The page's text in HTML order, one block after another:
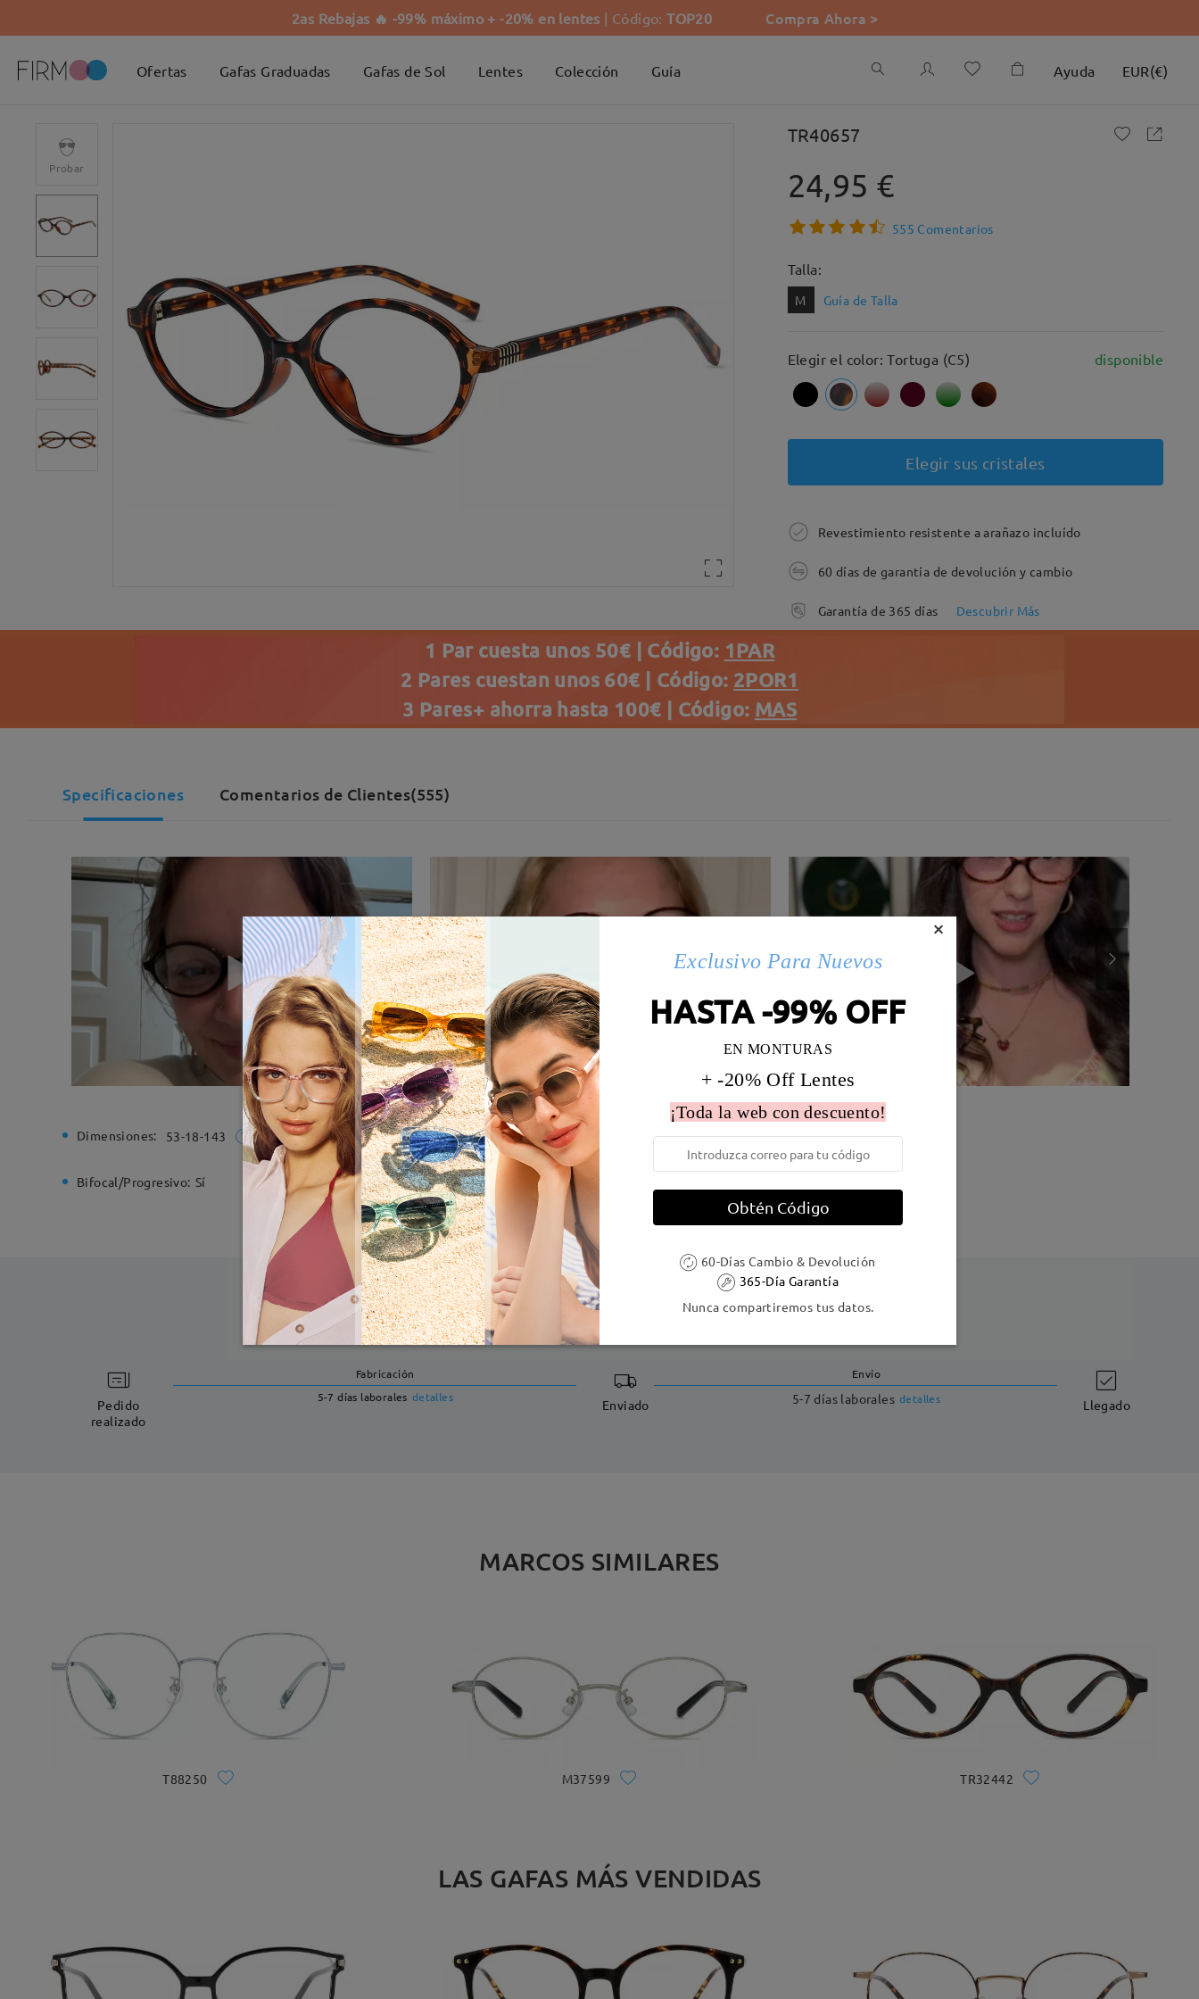
2as Rebajas 🔥 -99% máximo + -20% en lentes | Código:TOP20 Compra Ahora >
Ofertas Gafas Graduadas Gafas de Sol Lentes Colección Guía Ayuda EUR(€)
Probar
TR40657
24,95 €
555 Comentarios
Talla:
M Guía de Talla
Elegir el color: Tortuga (C5) disponible
Elegir sus cristales
Revestimiento resistente a arañazo incluído
60 días de garantía de devolución y cambio
Garantía de 365 días Descubrir Más
1 Par cuesta unos 50€ | Código: 1PAR
2 Pares cuestan unos 60€ | Código: 2POR1
3 Pares+ ahorra hasta 100€ | Código: MAS
Specificaciones Comentarios de Clientes(555)
Dimensiones: 53-18-143 Ancho de la montura: 129 mm Medio) Diametro de lentes: 53 mm Peso:
Bifocal/Progresivo: Sí Bisagra de resorte: No
DELIVERY
Pedido
realizado
Fabricación
5-7 días laborales detalles Enviado
Envío
5-7 días laborales detalles Llegado
MARCOS SIMILARES
T88250 M37599 TR32442
LAS GAFAS MÁS VENDIDAS
×
Exclusivo Para Nuevos
HASTA -99% OFF
EN MONTURAS
+ -20% Off Lentes
¡Toda la web con descuento!
Obtén Código
60-Días Cambio & Devolución
365-Día Garantía
Nunca compartiremos tus datos.